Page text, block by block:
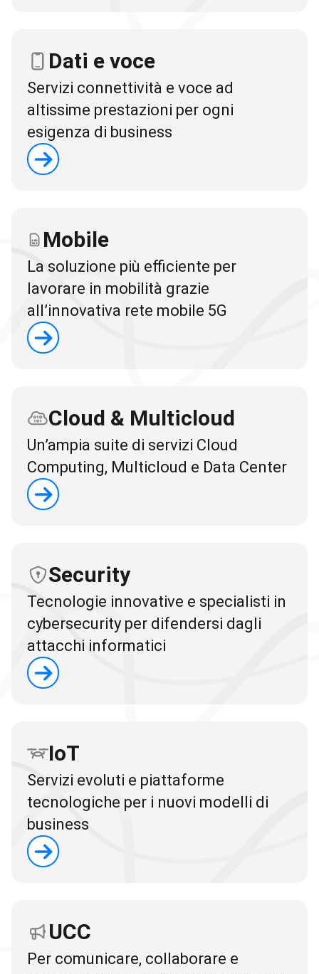
Dati e voce
Servizi connettività e voce ad
altissime prestazioni per ogni
esigenza di business
Mobile
La soluzione più efficiente per
lavorare in mobilità grazie
all’innovativa rete mobile 5G
Cloud & Multicloud
Un’ampia suite di servizi Cloud
Computing, Multicloud e Data Center
Security
Tecnologie innovative e specialisti in
cybersecurity per difendersi dagli
attacchi informatici
IoT
Servizi evoluti e piattaforme
tecnologiche per i nuovi modelli di
business
UCC
Per comunicare, collaborare e